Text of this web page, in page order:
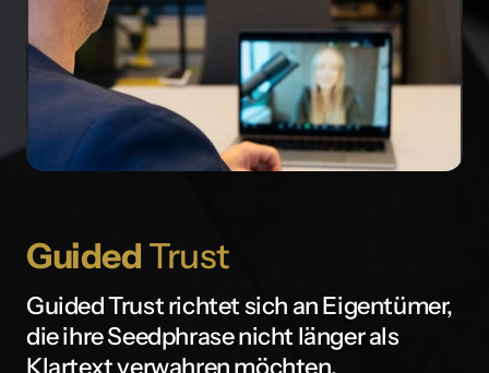
Guided Trust
Guided Trust richtet sich an Eigentümer,
die ihre Seedphrase nicht länger als